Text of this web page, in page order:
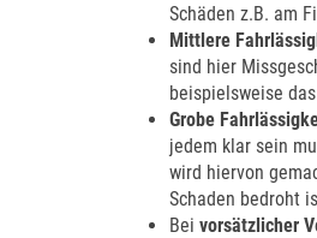
Schäden z.B. am
Mittlere
sind hier
beispielsweise
Grobe
jedem klar sein
wird hiervon
Schaden bedroht
Bei vorsätzlicher